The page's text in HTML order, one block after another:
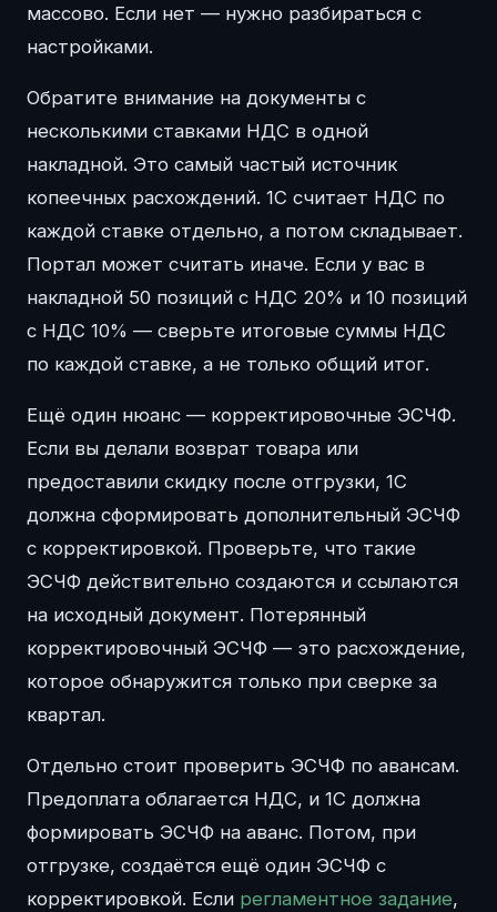
массово. Если нет — нужно разбираться с
настройками.
Обратите внимание на документы с
несколькими ставками НДС в одной
накладной. Это самый частый источник
копеечных расхождений. 1С считает НДС по
каждой ставке отдельно, а потом складывает.
Портал может считать иначе. Если у вас в
накладной 50 позиций с НДС 20% и 10 позиций
с НДС 10% — сверьте итоговые суммы НДС
по каждой ставке, а не только общий итог.
Ещё один нюанс — корректировочные ЭСЧФ.
Если вы делали возврат товара или
предоставили скидку после отгрузки, 1С
должна сформировать дополнительный ЭСЧФ
с корректировкой. Проверьте, что такие
ЭСЧФ действительно создаются и ссылаются
на исходный документ. Потерянный
корректировочный ЭСЧФ — это расхождение,
которое обнаружится только при сверке за
квартал.
Отдельно стоит проверить ЭСЧФ по авансам.
Предоплата облагается НДС, и 1С должна
формировать ЭСЧФ на аванс. Потом, при
отгрузке, создаётся ещё один ЭСЧФ с
корректировкой. Если регламентное задание,